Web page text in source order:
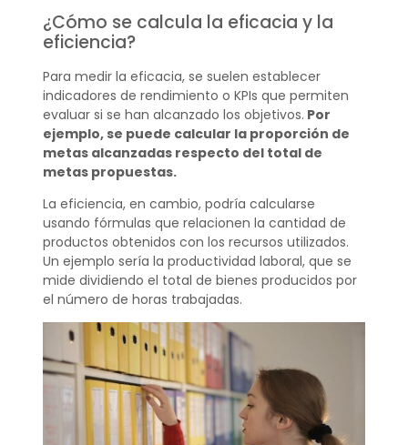
¿Cómo se calcula la eficacia y la
eficiencia?
Para medir la eficacia, se suelen establecer
indicadores de rendimiento o KPIs que permiten
evaluar si se han alcanzado los objetivos. Por
ejemplo, se puede calcular la proporción de
metas alcanzadas respecto del total de
metas propuestas.
La eficiencia, en cambio, podría calcularse
usando fórmulas que relacionen la cantidad de
productos obtenidos con los recursos utilizados.
Un ejemplo sería la productividad laboral, que se
mide dividiendo el total de bienes producidos por
el número de horas trabajadas.